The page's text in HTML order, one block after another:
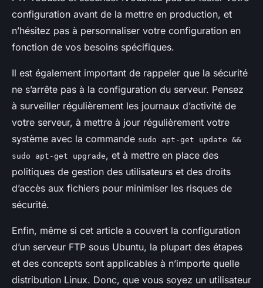
configuration avant de la mettre en production, et
n’hésitez pas à personnaliser votre configuration en
fonction de vos besoins spécifiques.
Il est également important de rappeler que la sécurité
ne s’arrête pas à la configuration du serveur. Pensez
à surveiller régulièrement les journaux d’activité de
votre serveur, à mettre à jour régulièrement votre
système avec la commande sudo apt-get update &&
sudo apt-get upgrade, et à mettre en place des
politiques de gestion des utilisateurs et des droits
d’accès aux fichiers pour minimiser les risques de
sécurité.
Enfin, même si cet article a couvert la configuration
d’un serveur FTP sous Ubuntu, la plupart des étapes
et des concepts sont applicables à n’importe quelle
distribution Linux. Donc, que vous soyez un utilisateur